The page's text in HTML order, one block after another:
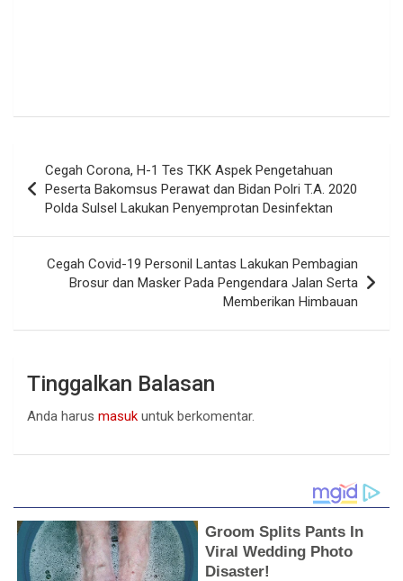
pos
Cegah Corona, H-1 Tes TKK Aspek Pengetahuan
Peserta Bakomsus Perawat dan Bidan Polri T.A. 2020
Polda Sulsel Lakukan Penyemprotan Desinfektan
Cegah Covid-19 Personil Lantas Lakukan Pembagian
Brosur dan Masker Pada Pengendara Jalan Serta
Memberikan Himbauan
Tinggalkan Balasan
Anda harus masuk untuk berkomentar.